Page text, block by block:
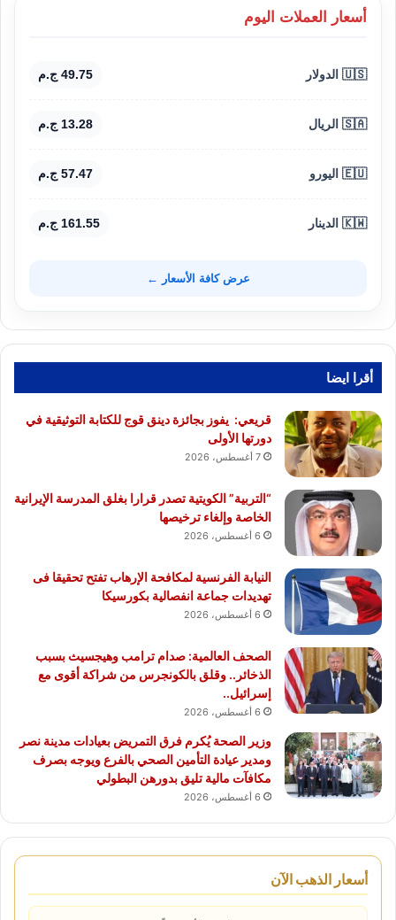
أسعار العملات اليوم
🇺🇸 الدولار 49.75 ج.م
🇸🇦 الريال 13.28 ج.م
🇪🇺 اليورو 57.47 ج.م
🇰🇼 الدينار 161.55 ج.م
عرض كافة الأسعار ←
أقرا ايضا
قريعي: يفوز بجائزة دينق قوج للكتابة التوثيقية في
دورتها الأولى
7 أغسطس، 2026
“التربية” الكويتية تصدر قرارا بغلق المدرسة الإيرانية
الخاصة وإلغاء ترخيصها
6 أغسطس، 2026
النيابة الفرنسية لمكافحة الإرهاب تفتح تحقيقا فى
تهديدات جماعة انفصالية بكورسيكا
6 أغسطس، 2026
الصحف العالمية: صدام ترامب وهيجسيث بسبب
الذخائر.. وقلق بالكونجرس من شراكة أقوى مع
إسرائيل..
6 أغسطس، 2026
وزير الصحة يُكرم فرق التمريض بعيادات مدينة نصر
ومدير عيادة التأمين الصحي بالفرع ويوجه بصرف
مكافآت مالية تليق بدورهن البطولي
6 أغسطس، 2026
أسعار الذهب الآن